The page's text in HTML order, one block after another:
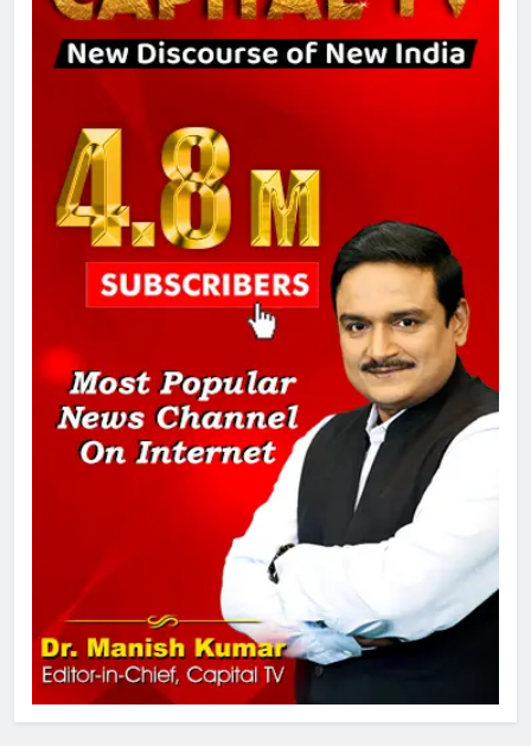
8
चुनाव से पहले लालू परिवार पर बड़ा झटका,
तय किए
1
SRN अस्पताल का नाम अमर शहीद ठाकुर
रोशन सिंह के नाम पर करने की मांग तेज
अमर शहीद ठाकुर रोशन सिंह के नाम पर
स्वरूप रानी नेहरू चिकित्सालय का
नामकरण करने की मांग को लेकर
अनिश्चितकालीन धरना शुरू
289 एकड़ भूमि पर विकसित होगा कार्बन-
फ्री डेटा सेंटर, हजारों उच्च-कुशल
रोजगार सृजन की संभावना
4
UP में ग्रामीण बिजली आपूर्ति से कृषि,
डेयरी, कुटीर उद्योग और स्वरोजगार को